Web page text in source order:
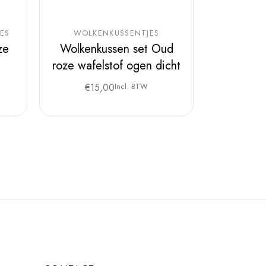
WOLKENKUSSENTJES
Wolkenkussen set Oud
roze wafelstof ogen dicht
€15,00Incl. BTW